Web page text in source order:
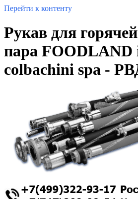
Перейти к контенту
Рукав для
пара FOODLAND
colbachini spa -